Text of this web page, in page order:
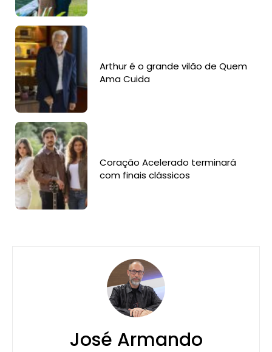
Arthur é o grande vilão de Quem
Ama Cuida
Coração Acelerado terminará
com finais clássicos
José Armando